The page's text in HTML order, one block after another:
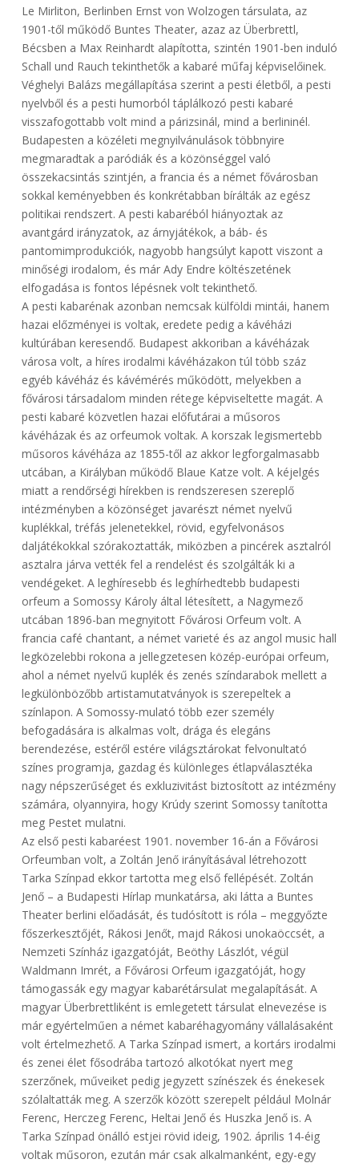
Le Mirliton, Berlinben Ernst von Wolzogen társulata, az
1901-től működő Buntes Theater, azaz az Überbrettl,
Bécsben a Max Reinhardt alapította, szintén 1901-ben induló
Schall und Rauch tekinthetők a kabaré műfaj képviselőinek.
Véghelyi Balázs megállapítása szerint a pesti életből, a pesti
nyelvből és a pesti humorból táplálkozó pesti kabaré
visszafogottabb volt mind a párizsinál, mind a berlininél.
Budapesten a közéleti megnyilvánulások többnyire
megmaradtak a paródiák és a közönséggel való
összekacsintás szintjén, a francia és a német fővárosban
sokkal keményebben és konkrétabban bírálták az egész
politikai rendszert. A pesti kabaréból hiányoztak az
avantgárd irányzatok, az árnyjátékok, a báb- és
pantomimprodukciók, nagyobb hangsúlyt kapott viszont a
minőségi irodalom, és már Ady Endre költészetének
elfogadása is fontos lépésnek volt tekinthető.
A pesti kabarénak azonban nemcsak külföldi mintái, hanem
hazai előzményei is voltak, eredete pedig a kávéházi
kultúrában keresendő. Budapest akkoriban a kávéházak
városa volt, a híres irodalmi kávéházakon túl több száz
egyéb kávéház és kávémérés működött, melyekben a
fővárosi társadalom minden rétege képviseltette magát. A
pesti kabaré közvetlen hazai előfutárai a műsoros
kávéházak és az orfeumok voltak. A korszak legismertebb
műsoros kávéháza az 1855-től az akkor legforgalmasabb
utcában, a Királyban működő Blaue Katze volt. A kéjelgés
miatt a rendőrségi hírekben is rendszeresen szereplő
intézményben a közönséget javarészt német nyelvű
kuplékkal, tréfás jelenetekkel, rövid, egyfelvonásos
daljátékokkal szórakoztatták, miközben a pincérek asztalról
asztalra járva vették fel a rendelést és szolgálták ki a
vendégeket. A leghíresebb és leghírhedtebb budapesti
orfeum a Somossy Károly által létesített, a Nagymező
utcában 1896-ban megnyitott Fővárosi Orfeum volt. A
francia café chantant, a német varieté és az angol music hall
legközelebbi rokona a jellegzetesen közép-európai orfeum,
ahol a német nyelvű kuplék és zenés színdarabok mellett a
legkülönbözőbb artistamutatványok is szerepeltek a
színlapon. A Somossy-mulató több ezer személy
befogadására is alkalmas volt, drága és elegáns
berendezése, estéről estére világsztárokat felvonultató
színes programja, gazdag és különleges étlapválasztéka
nagy népszerűséget és exkluzivitást biztosított az intézmény
számára, olyannyira, hogy Krúdy szerint Somossy tanította
meg Pestet mulatni.
Az első pesti kabaréest 1901. november 16-án a Fővárosi
Orfeumban volt, a Zoltán Jenő irányításával létrehozott
Tarka Színpad ekkor tartotta meg első fellépését. Zoltán
Jenő – a Budapesti Hírlap munkatársa, aki látta a Buntes
Theater berlini előadását, és tudósított is róla – meggyőzte
főszerkesztőjét, Rákosi Jenőt, majd Rákosi unokaöccsét, a
Nemzeti Színház igazgatóját, Beöthy Lászlót, végül
Waldmann Imrét, a Fővárosi Orfeum igazgatóját, hogy
támogassák egy magyar kabarétársulat megalapítását. A
magyar Überbrettliként is emlegetett társulat elnevezése is
már egyértelműen a német kabaréhagyomány vállalásaként
volt értelmezhető. A Tarka Színpad ismert, a kortárs irodalmi
és zenei élet fősodrába tartozó alkotókat nyert meg
szerzőnek, műveiket pedig jegyzett színészek és énekesek
szólaltatták meg. A szerzők között szerepelt például Molnár
Ferenc, Herczeg Ferenc, Heltai Jenő és Huszka Jenő is. A
Tarka Színpad önálló estjei rövid ideig, 1902. április 14-éig
voltak műsoron, ezután már csak alkalmanként, egy-egy